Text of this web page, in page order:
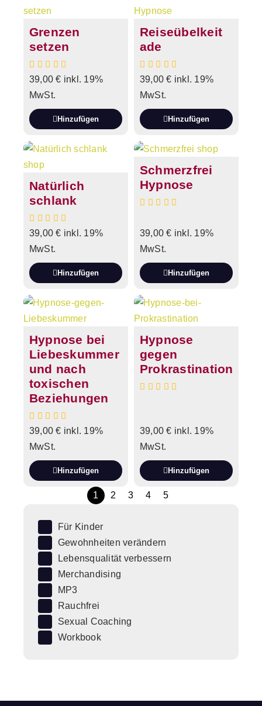
Grenzen
setzen
39,00€ inkl. 19%
MwSt.
Hinzufügen
Reiseübelkeit
ade
39,00€ inkl. 19%
MwSt.
Hinzufügen
Natürlich
schlank
39,00€ inkl. 19%
MwSt.
Hinzufügen
Schmerzfrei
Hypnose
39,00€ inkl. 19%
MwSt.
Hinzufügen
Hypnose bei
Liebeskummer
und nach
toxischen
Beziehungen
39,00€ inkl. 19%
MwSt.
Hinzufügen
Hypnose
gegen
Prokrastination
39,00€ inkl. 19%
MwSt.
Hinzufügen
1 2 3 4 5
Für Kinder
Gewohnheiten verändern
Lebensqualität verbessern
Merchandising
MP3
Rauchfrei
Sexual Coaching
Workbook